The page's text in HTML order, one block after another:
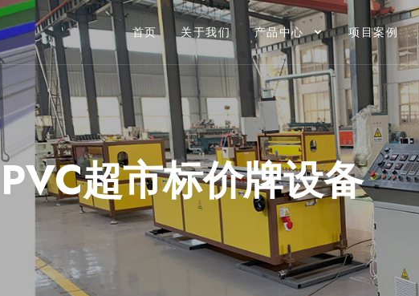
首页 关于我们 产品中心 项目案例
PVC超市标价牌设备